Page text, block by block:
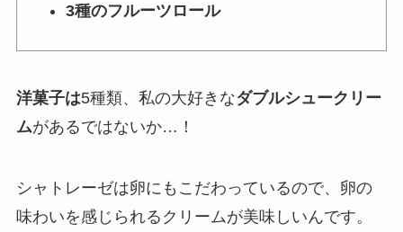
3種のフルーツロール
洋菓子は5種類、私の大好きなダブルシュークリー
ムがあるではないか…！
シャトレーゼは卵にもこだわっているので、卵の
味わいを感じられるクリームが美味しいんです。